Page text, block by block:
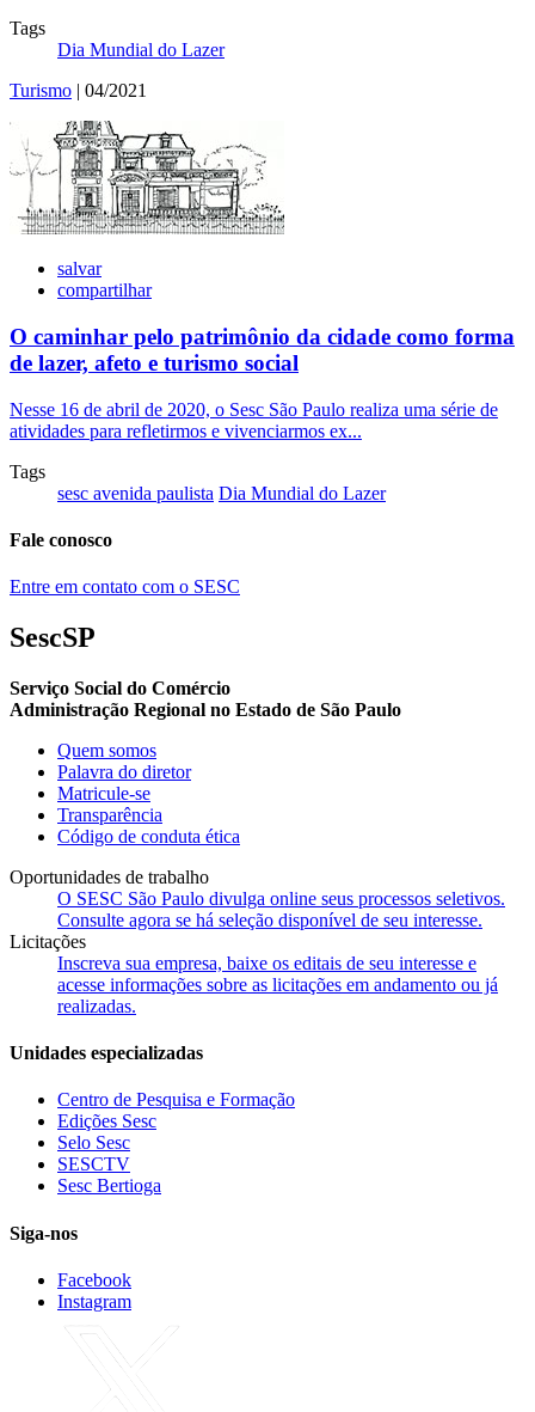
Tags
Dia Mundial do Lazer
Turismo | 04/2021
salvar
compartilhar
O caminhar pelo patrimônio da cidade como forma
de lazer, afeto e turismo social
Nesse 16 de abril de 2020, o Sesc São Paulo realiza uma série de
atividades para refletirmos e vivenciarmos ex...
Tags
sesc avenida paulista Dia Mundial do Lazer
Fale conosco
Entre em contato com o SESC
SescSP
Serviço Social do Comércio
Administração Regional no Estado de São Paulo
Quem somos
Palavra do diretor
Matricule-se
Transparência
Código de conduta ética
Oportunidades de trabalho
O SESC São Paulo divulga online seus processos seletivos.
Consulte agora se há seleção disponível de seu interesse.
Licitações
Inscreva sua empresa, baixe os editais de seu interesse e
acesse informações sobre as licitações em andamento ou já
realizadas.
Unidades especializadas
Centro de Pesquisa e Formação
Edições Sesc
Selo Sesc
SESCTV
Sesc Bertioga
Siga-nos
Facebook
Instagram